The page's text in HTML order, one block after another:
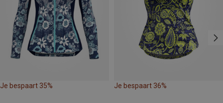
Je bespaart 35% Je bespaart 36%